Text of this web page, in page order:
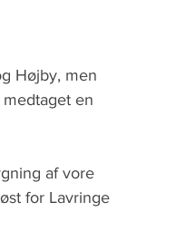
Højby, men
en
af vore
for Lavringe